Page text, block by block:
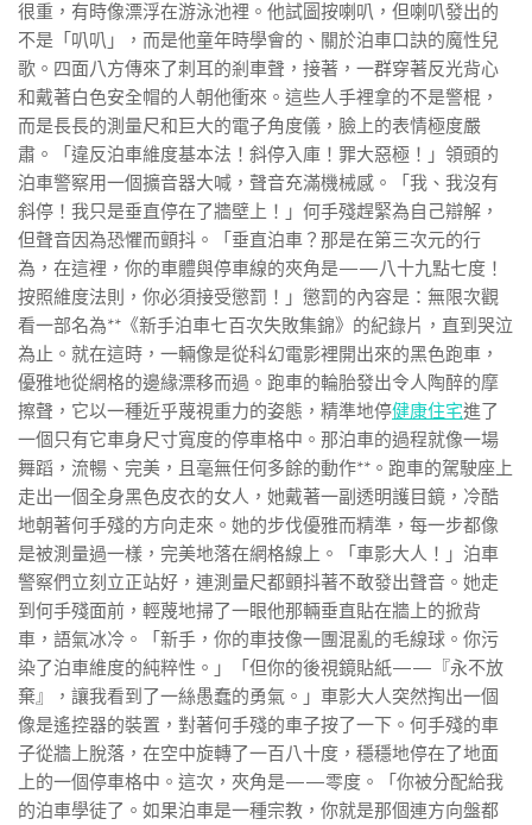
很重，有時像漂浮在游泳池裡。他試圖按喇叭，但喇叭發出的
不是「叭叭」，而是他童年時學會的、關於泊車口訣的魔性兒
歌。四面八方傳來了刺耳的剎車聲，接著，一群穿著反光背心
和戴著白色安全帽的人朝他衝來。這些人手裡拿的不是警棍，
而是長長的測量尺和巨大的電子角度儀，臉上的表情極度嚴
肅。「違反泊車維度基本法！斜停入庫！罪大惡極！」領頭的
泊車警察用一個擴音器大喊，聲音充滿機械感。「我、我沒有
斜停！我只是垂直停在了牆壁上！」何手殘趕緊為自己辯解，
但聲音因為恐懼而顫抖。「垂直泊車？那是在第三次元的行
為，在這裡，你的車體與停車線的夾角是——八十九點七度！
按照維度法則，你必須接受懲罰！」懲罰的內容是：無限次觀
看一部名為**《新手泊車七百次失敗集錦》的紀錄片，直到哭泣
為止。就在這時，一輛像是從科幻電影裡開出來的黑色跑車，
優雅地從網格的邊緣漂移而過。跑車的輪胎發出令人陶醉的摩
擦聲，它以一種近乎蔑視重力的姿態，精準地停健康住宅進了
一個只有它車身尺寸寬度的停車格中。那泊車的過程就像一場
舞蹈，流暢、完美，且毫無任何多餘的動作**。跑車的駕駛座上
走出一個全身黑色皮衣的女人，她戴著一副透明護目鏡，冷酷
地朝著何手殘的方向走來。她的步伐優雅而精準，每一步都像
是被測量過一樣，完美地落在網格線上。「車影大人！」泊車
警察們立刻立正站好，連測量尺都顫抖著不敢發出聲音。她走
到何手殘面前，輕蔑地掃了一眼他那輛垂直貼在牆上的掀背
車，語氣冰冷。「新手，你的車技像一團混亂的毛線球。你污
染了泊車維度的純粹性。」「但你的後視鏡貼紙——『永不放
棄』，讓我看到了一絲愚蠢的勇氣。」車影大人突然掏出一個
像是遙控器的裝置，對著何手殘的車子按了一下。何手殘的車
子從牆上脫落，在空中旋轉了一百八十度，穩穩地停在了地面
上的一個停車格中。這次，夾角是——零度。「你被分配給我
的泊車學徒了。如果泊車是一種宗教，你就是那個連方向盤都